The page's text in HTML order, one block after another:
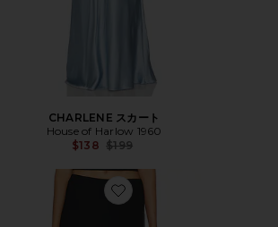
CHARLENE スカート
House of Harlow 1960
$138 Previous price:
$199
Favorite BEDA ミディ丈スカート